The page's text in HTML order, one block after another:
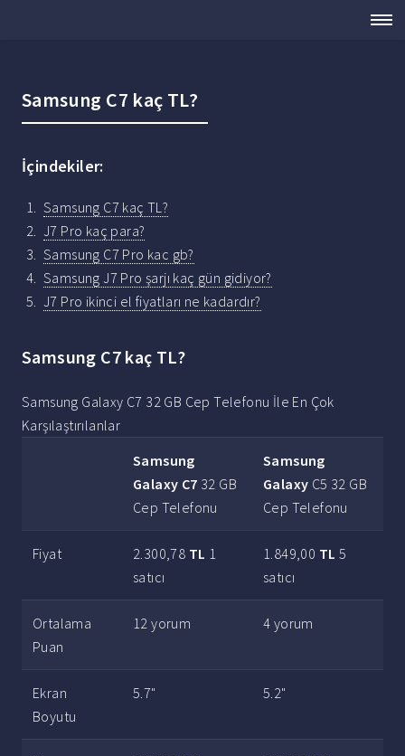
Samsung C7 kaç TL?
İçindekiler:
Samsung C7 kaç TL?
J7 Pro kaç para?
Samsung C7 Pro kac gb?
Samsung J7 Pro şarjı kaç gün gidiyor?
J7 Pro ikinci el fiyatları ne kadardır?
Samsung C7 kaç TL?
Samsung Galaxy C7 32 GB Cep Telefonu İle En Çok
Karşılaştırılanlar
Samsung
Galaxy C7 32 GB
Cep Telefonu
Samsung
Galaxy C5 32 GB
Cep Telefonu
Fiyat 2.300,78 TL 1
satıcı
1.849,00 TL 5
satıcı
Ortalama
Puan
12 yorum 4 yorum
Ekran
Boyutu
5.7" 5.2"